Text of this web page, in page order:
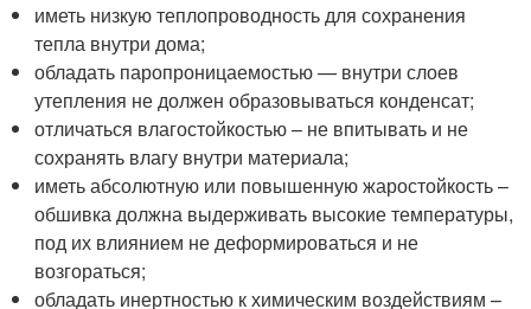
иметь низкую теплопроводность для сохранения
тепла внутри дома;
обладать паропроницаемостью — внутри слоев
утепления не должен образовываться конденсат;
отличаться влагостойкостью – не впитывать и не
сохранять влагу внутри материала;
иметь абсолютную или повышенную жаростойкость –
обшивка должна выдерживать высокие температуры,
под их влиянием не деформироваться и не
возгораться;
обладать инертностью к химическим воздействиям –